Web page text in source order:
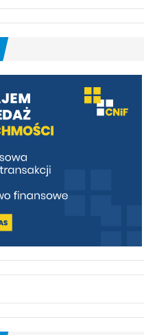
–
malownicza
[fotorelacja]